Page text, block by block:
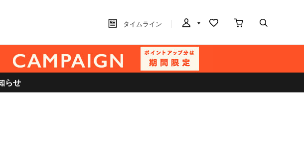
タイムライン
らせ